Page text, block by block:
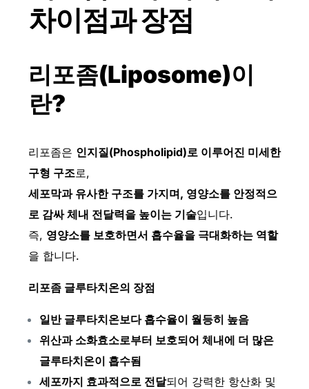
차이점과 장점
리포좀(Liposome)이
란?
리포좀은 인지질(Phospholipid)로 이루어진 미세한
구형 구조로,
세포막과 유사한 구조를 가지며, 영양소를 안정적으
로 감싸 체내 전달력을 높이는 기술입니다.
즉, 영양소를 보호하면서 흡수율을 극대화하는 역할
을 합니다.
리포좀 글루타치온의 장점
일반 글루타치온보다 흡수율이 월등히 높음
위산과 소화효소로부터 보호되어 체내에 더 많은
글루타치온이 흡수됨
세포까지 효과적으로 전달되어 강력한 항산화 및